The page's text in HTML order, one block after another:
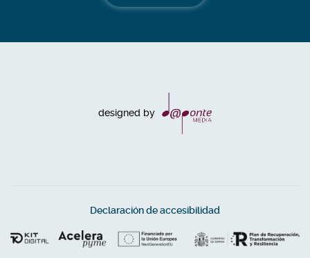
designed by
Declaración de accesibilidad